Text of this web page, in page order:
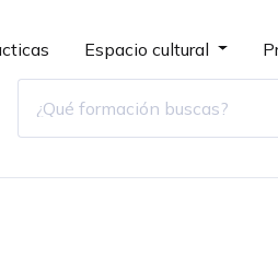
Espacio cultural